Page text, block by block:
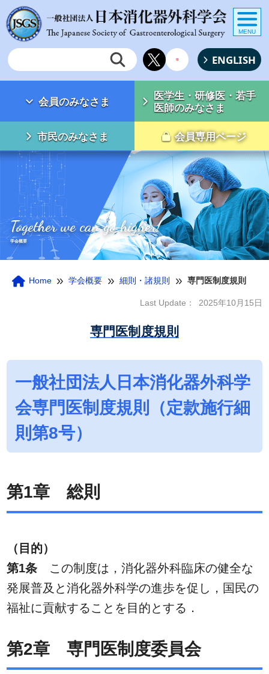
ENGLISH
会員のみなさま
医学生・研修医・若手
医師のみなさま
市民のみなさま 会員専用ページ
MENU
学会概要
Together we can go higher!
Home » 学会概要 » 細則・諸規則 » 専門医制度規則
Last Update： 2025年10月15日
専門医制度規則
一般社団法人日本消化器外科学
会専門医制度規則（定款施行細
則第8号）
第1章 総則
（目的）
第1条 この制度は，消化器外科臨床の健全な
発展普及と消化器外科学の進歩を促し，国民の
福祉に貢献することを目的とする．
第2章 専門医制度委員会